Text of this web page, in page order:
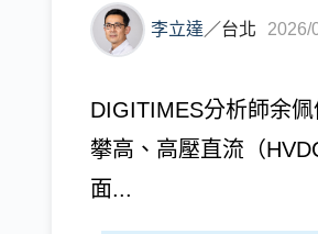
李立達 ／台北 2026/
DIGITIMES分析師余
攀高、高壓直流（
面...